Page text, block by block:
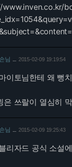
www.inven.co.kr/
손님 2015-02-09 19:19:54
이토님한테 왜 뻥
은 쓰랄이 열심히
손님 2015-02-09 19:25:43
리자드 공식 소설